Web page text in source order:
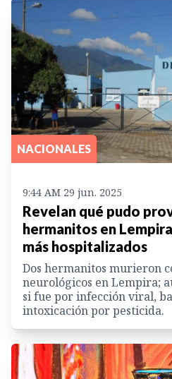
NACIONALES
9:44 AM 29 jun. 2025
Revelan qué pudo
hermanitos en
más hospitalizados
Dos hermanitos murieron
neurológicos en Lempira;
si fue por infección viral,
intoxicación por pesticida.